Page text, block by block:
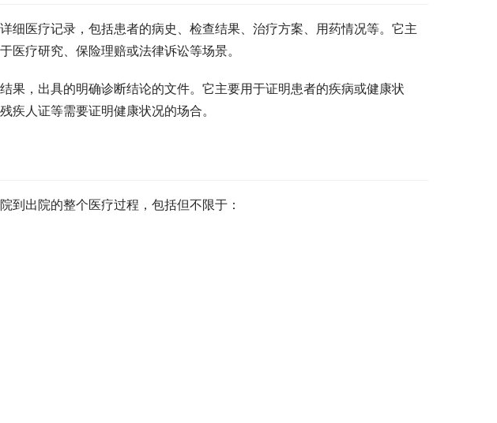
细医疗记录，包括患者的病史、检查结果、治疗方案、用药情况等。它主
医疗研究、保险理赔或法律诉讼等场景。
果，出具的明确诊断结论的文件。它主要用于证明患者的疾病或健康状
疾人证等需要证明健康状况的场合。
到出院的整个医疗过程，包括但不限于：